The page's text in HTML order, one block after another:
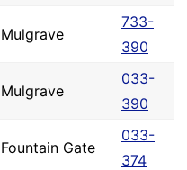
Mulgrave
733-
390
Mulgrave
033-
390
Fountain Gate
033-
374